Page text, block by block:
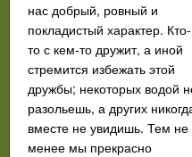
нас добрый, ровный и
покладистый характер. Кто-
то с кем-то дружит, а иной
стремится избежать этой
дружбы; некоторых водой
разольешь, а других
вместе не увидишь. Тем не
менее мы прекрасно